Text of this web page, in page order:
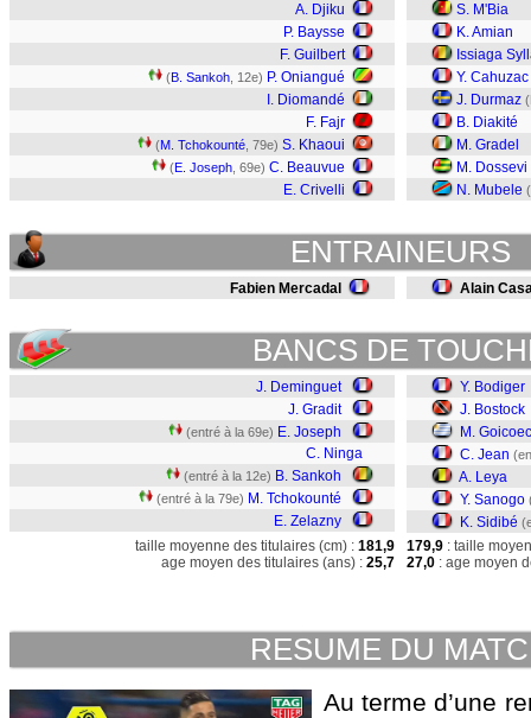
A. Djiku
P. Baysse
F. Guilbert
(B. Sankoh , 12e) P. Oniangué
I. Diomandé
F. Fajr
(M. Tchokounté , 79e) S. Khaoui
(E. Joseph , 69e) C. Beauvue
E. Crivelli
S. M'Bia
K. Amian
Issiaga
Y. Cahuzac
J. Durmaz (
B. Diakité
M. Gradel
M. Dossevi
N. Mubele (
ENTRAINEURS
Fabien Mercadal Alain
BANCS DE
J. Deminguet
J. Gradit
(entré à la 69e) E. Joseph
C. Ninga
(entré à la 12e) B. Sankoh
(entré à la 79e) M. Tchokounté
E. Zelazny
Y. Bodiger
J. Bostock
M.
C. Jean
A. Leya
Y. Sanogo
K. Sidibé
taille moyenne des titulaires (cm) : 181,9
age moyen des titulaires (ans) : 25,7
179,9 : taille
27,0 : age moyen
RESUME DU
Au terme d’une